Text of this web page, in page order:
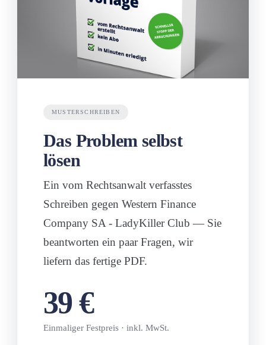
MUSTERSCHREIBEN
Das Problem selbst
lösen
Ein vom Rechtsanwalt verfasstes
Schreiben gegen Western Finance
Company SA - LadyKiller Club — Sie
beantworten ein paar Fragen, wir
liefern das fertige PDF.
39 €
Einmaliger Festpreis · inkl. MwSt.